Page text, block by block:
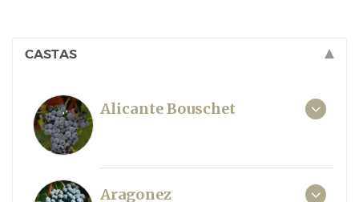
CASTAS
Alicante Bouschet
Aragonez